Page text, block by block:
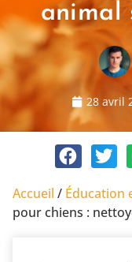
animal
28 avril
Accueil / Éducation
pour chiens :